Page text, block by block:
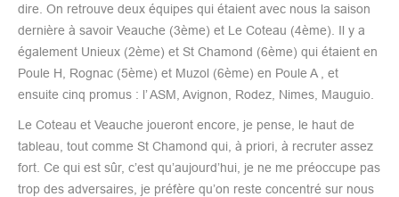
dire. On retrouve deux équipes qui étaient avec nous la saison
dernière à savoir Veauche (3ème) et Le Coteau (4ème). Il y a
également Unieux (2ème) et St Chamond (6ème) qui étaient en
Poule H, Rognac (5ème) et Muzol (6ème) en Poule A , et
ensuite cinq promus : l’ ASM, Avignon, Rodez, Nimes, Mauguio.
Le Coteau et Veauche joueront encore, je pense, le haut de
tableau, tout comme St Chamond qui, à priori, à recruter assez
fort. Ce qui est sûr, c’est qu’aujourd’hui, je ne me préoccupe pas
trop des adversaires, je préfère qu’on reste concentré sur nous